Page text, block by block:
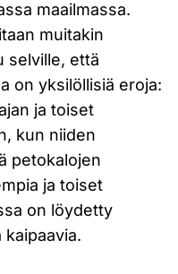
maailmassa.
muitakin
selville, että
on yksilöllisiä eroja:
ja toiset
kun niiden
petokalojen
ja toiset
on löydetty